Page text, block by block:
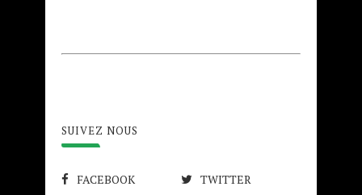
SUIVEZ NOUS
FACEBOOK
TWITTER